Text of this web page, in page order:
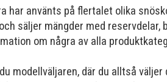
har använts på flertalet olika
säljer mängder med
om några av alla
modellväljaren, där du alltså